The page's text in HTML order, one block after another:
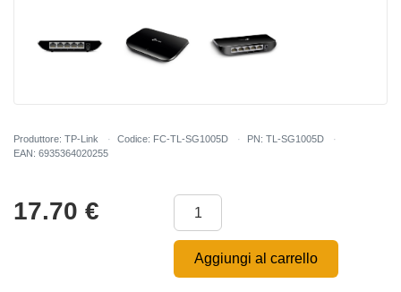
Produttore: TP-Link Codice: FC-TL-SG1005D
PN: TL-SG1005D
EAN: 6935364020255
17.70 €
Aggiungi al carrello